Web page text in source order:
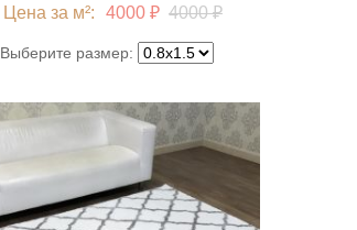
Цена за м²:
4000 ₽ 4000 ₽
Выберите размер: